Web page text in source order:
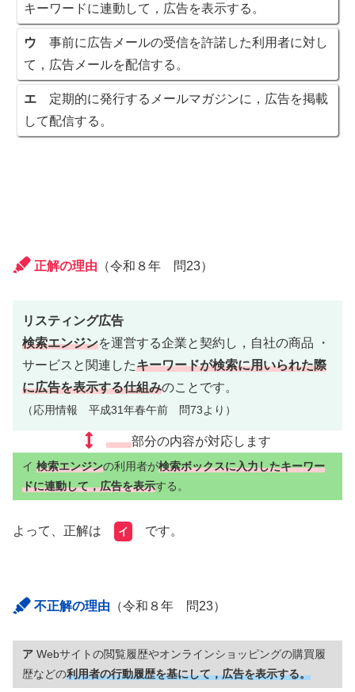
キーワードに連動して，広告を表示する。
ウ 事前に広告メールの受信を許諾した利用者に対し
て，広告メールを配信する。
エ 定期的に発行するメールマガジンに，広告を掲載
して配信する。
正解の理由 （令和８年 問23）
リスティング広告
検索エンジンを運営する企業と契約し，自社の商品 ・
サービスと関連したキーワードが検索に用いられた際
に広告を表示する仕組みのことです。
（応用情報 平成31年春午前 問73より）
部分の内容が対応します
イ 検索エンジンの利用者が検索ボックスに入力したキーワー
ドに連動して，広告を表示する。
よって、正解は イ です。
不正解の理由 （令和８年 問23）
ア Webサイトの閲覧履歴やオンラインショッピングの購買履
歴などの利用者の行動履歴を基にして，広告を表示する。